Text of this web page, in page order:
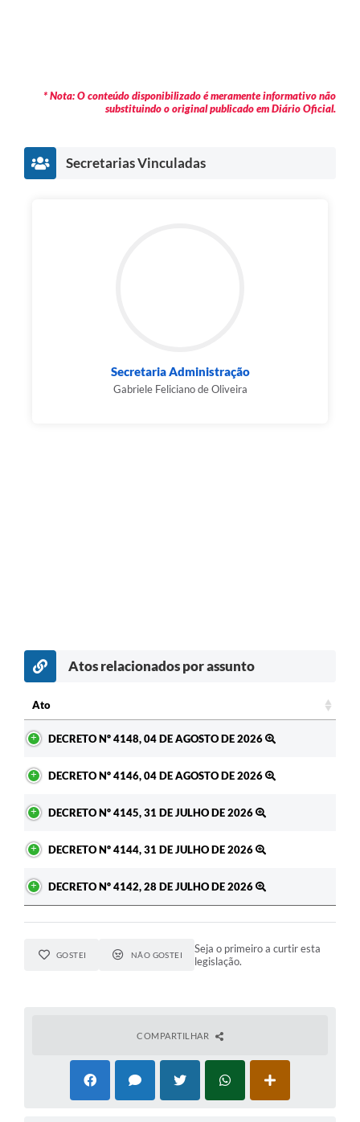
* Nota: O conteúdo disponibilizado é meramente informativo não
substituindo o original publicado em Diário Oficial.
Secretarias Vinculadas
Secretaria Administração
Gabriele Feliciano de Oliveira
Atos relacionados por assunto
Ato
DECRETO Nº 4148, 04 DE AGOSTO DE 2026
DECRETO Nº 4146, 04 DE AGOSTO DE 2026
DECRETO Nº 4145, 31 DE JULHO DE 2026
DECRETO Nº 4144, 31 DE JULHO DE 2026
DECRETO Nº 4142, 28 DE JULHO DE 2026
GOSTEI NÃO GOSTEI
Seja o primeiro a curtir esta
legislação.
COMPARTILHAR